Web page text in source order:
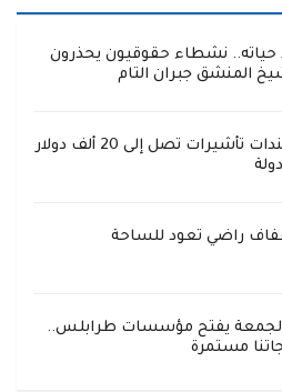
حياته.. نشطاء حقوقيون يحذرون
المنشق جبران التام
أمريكا تقر سندات تأشيرات تصل إلى 20 ألف دولار
راضي تعود للساحة
يفتح مؤسسات طرابلس..
مستمرة